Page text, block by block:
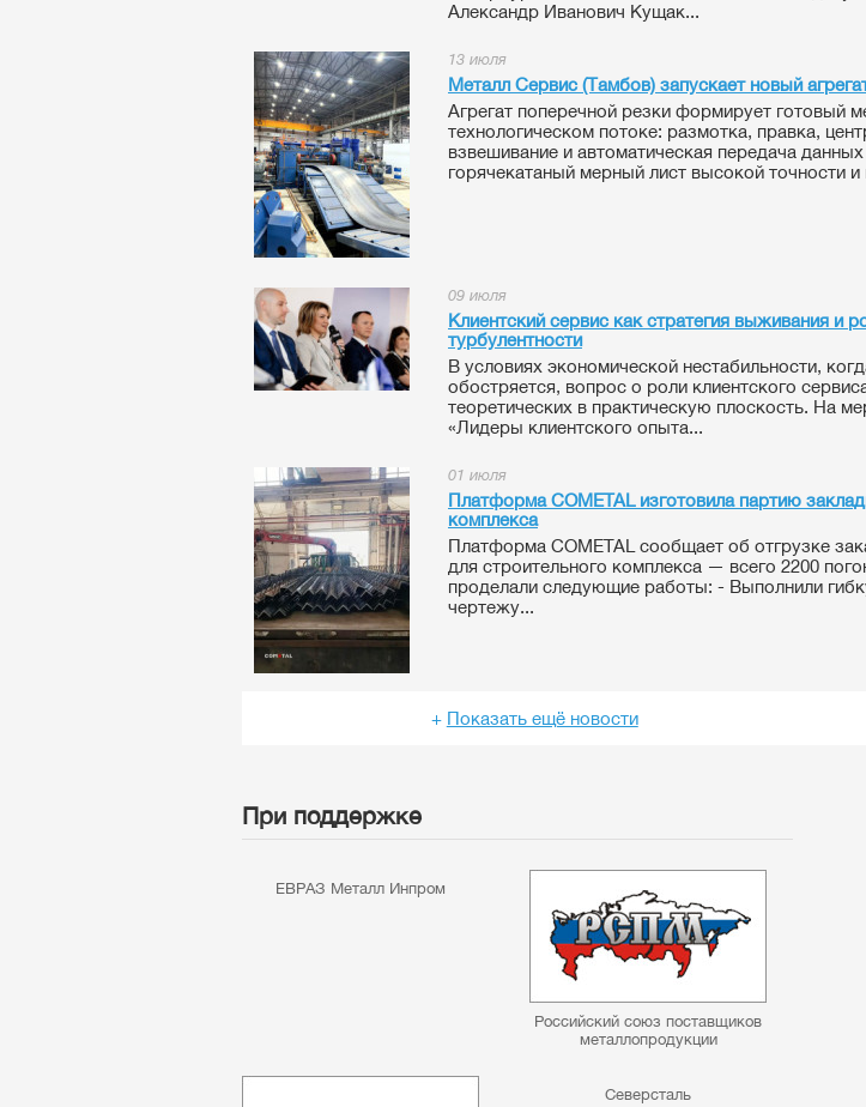
Александр Иванович Кущак...
13 июля
Металл Сервис (Тамбов) запускает новый
Агрегат поперечной резки формирует готовый
технологическом потоке: размотка, правка,
взвешивание и автоматическая передача
горячекатаный мерный лист высокой точности и
09 июля
Клиентский сервис как стратегия выживания и
турбулентности
В условиях экономической нестабильности,
обостряется, вопрос о роли клиентского
теоретических в практическую плоскость. На
«Лидеры клиентского опыта...
01 июля
Платформа COMETAL изготовила партию
комплекса
Платформа COMETAL сообщает об отгрузке
для строительного комплекса — всего 2200
проделали следующие работы: - Выполнили
чертежу...
+ Показать ещё новости
При поддержке
ЕВРАЗ Металл Инпром
Российский союз поставщиков
металлопродукции
Северсталь